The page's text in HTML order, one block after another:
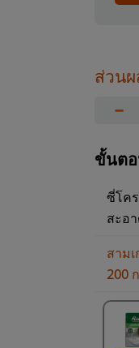
ส่วน
−
ขั้นต
ซี่โค
สะอ
สาม
200